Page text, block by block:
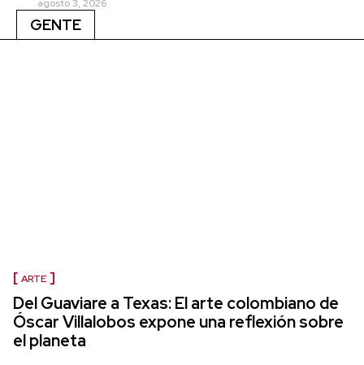
agosto 3, 2026
GENTE
ARTE
Del Guaviare a Texas: El arte colombiano de
Óscar Villalobos expone una reflexión sobre
el planeta